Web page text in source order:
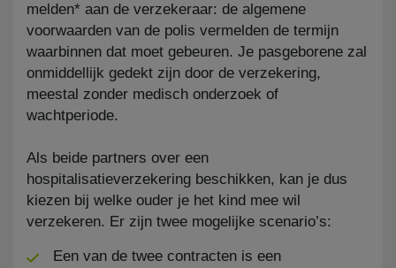
melden* aan de verzekeraar: de algemene
voorwaarden van de polis vermelden de termijn
waarbinnen dat moet gebeuren. Je pasgeborene zal
onmiddellijk gedekt zijn door de verzekering,
meestal zonder medisch onderzoek of
wachtperiode.
Als beide partners over een
hospitalisatieverzekering beschikken, kan je dus
kiezen bij welke ouder je het kind mee wil
verzekeren. Er zijn twee mogelijke scenario’s:
Een van de twee contracten is een